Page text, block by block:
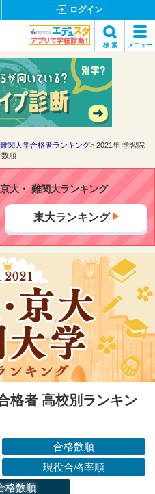
ログイン
検 索 メニュー
検索
関大学合格者ランキング
2021年 学習院
数順
大・ 難関大ランキング
東大ランキング
格者 高校別ランキン
合格数順
現役合格率順
格数順